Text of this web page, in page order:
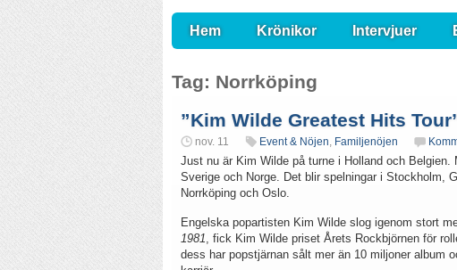
Hem Krönikor Intervjuer
Tag: Norrköping
”Kim Wilde Greatest Hits
nov. 11 Event & Nöjen, Familjenöjen
Just nu är Kim Wilde på turne i Holland och
Sverige och Norge. Det blir spelningar i Stockholm,
Norrköping och Oslo.
Engelska popartisten Kim Wilde slog igenom stort
1981, fick Kim Wilde priset Årets Rockbjörnen för
dess har popstjärnan sålt mer än 10 miljoner album